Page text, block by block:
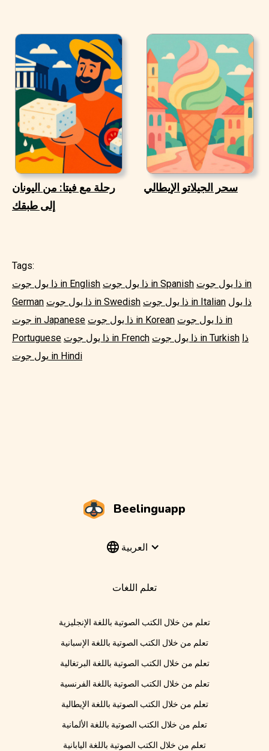
رحلة مع فيتا: من اليونان
إلى طبقك
سحر الجيلاتو الإيطالي
Tags:
ذا يول جوت in English
ذا يول جوت in Spanish ذا يول جوت in
German
ذا يول جوت in Swedish ذا يول جوت in Italian ذا يول
جوت in Japanese
ذا يول جوت in Korean ذا يول جوت in
Portuguese
ذا يول جوت in French ذا يول جوت in Turkish ذا
يول جوت in Hindi
Beelinguapp
العربية
تعلم اللغات
تعلم من خلال الكتب الصوتية باللغة الإنجليزية
تعلم من خلال الكتب الصوتية باللغة الإسبانية
تعلم من خلال الكتب الصوتية باللغة البرتغالية
تعلم من خلال الكتب الصوتية باللغة الفرنسية
تعلم من خلال الكتب الصوتية باللغة الإيطالية
تعلم من خلال الكتب الصوتية باللغة الألمانية
تعلم من خلال الكتب الصوتية باللغة اليابانية